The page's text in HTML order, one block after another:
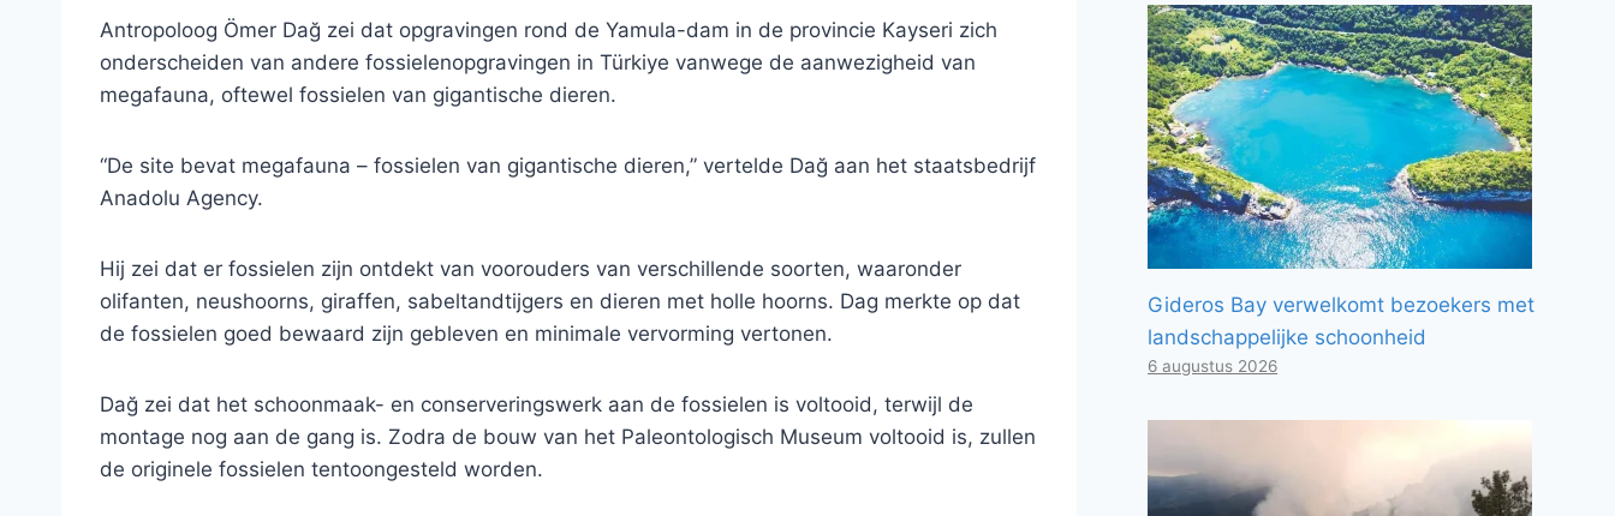
Antropoloog Ömer Dağ zei dat opgravingen rond de Yamula-dam in de provincie Kayseri zich
onderscheiden van andere fossielenopgravingen in Türkiye vanwege de aanwezigheid van
megafauna, oftewel fossielen van gigantische dieren.
“De site bevat megafauna – fossielen van gigantische dieren,” vertelde Dağ aan het staatsbedrijf
Anadolu Agency.
Hij zei dat er fossielen zijn ontdekt van voorouders van verschillende soorten, waaronder
olifanten, neushoorns, giraffen, sabeltandtijgers en dieren met holle hoorns. Dag merkte op dat
de fossielen goed bewaard zijn gebleven en minimale vervorming vertonen.
Dağ zei dat het schoonmaak- en conserveringswerk aan de fossielen is voltooid, terwijl de
montage nog aan de gang is. Zodra de bouw van het Paleontologisch Museum voltooid is, zullen
de originele fossielen tentoongesteld worden.
Gideros Bay verwelkomt bezoekers met
landschappelijke schoonheid
6 augustus 2026